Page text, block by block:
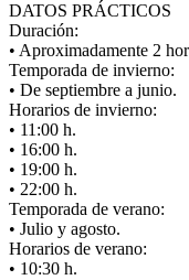
DATOS PRÁCTICOS
Duración:
• Aproximadamente 2
Temporada de invierno:
• De septiembre a junio.
Horarios de invierno:
• 11:00 h.
• 16:00 h.
• 19:00 h.
• 22:00 h.
Temporada de verano:
• Julio y agosto.
Horarios de verano:
• 10:30 h.